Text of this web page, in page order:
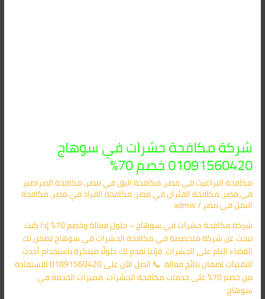
شركة مكافحة حشرات في سوهاج
01091560420 خصم 70%
مكافحة البراغيث​ في مصر,مكافحة البق​ في مصر,مكافحة الصراصير​
في مصر,مكافحة الفئران​ في مصر,مكافحة القراد​ في مصر,مكافحة
النمل​ في مصر/
admin
شركة مكافحة حشرات في سوهاج – حلول فعالة وخصم 70% إذا كنت
تبحث عن شركة متخصصة في مكافحة الحشرات في سوهاج تضمن لك
القضاء التام على الحشرات، فإننا نقدم لك حلولًا مبتكرة باستخدام أحدث
التقنيات لضمان نتائج فعالة. 📞 اتصل الآن على 01091560420 للاستفادة
من خصم 70% على خدمات مكافحة الحشرات. مميزات الخدمة في
سوهاج: